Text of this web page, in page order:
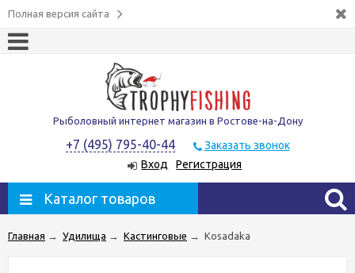
Полная версия сайта
Рыболовный интернет магазин в Ростове-на-Дону
+7 (495) 795-40-44
Заказать звонок
Вход
Регистрация
Каталог товаров
Главная → Удилища → Кастинговые → Kosadaka